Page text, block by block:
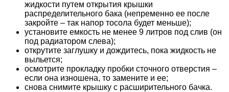
жидкости путем открытия крышки
распределительного бака (непременно ее после
закройте – так напор тосола будет меньше);
установите емкость не менее 9 литров под слив (он
под радиатором слева);
открутите заглушку и дождитесь, пока жидкость не
выльется;
осмотрите прокладку пробки сточного отверстия –
если она изношена, то замените и ее;
снова снимите крышку с расширительного бачка.